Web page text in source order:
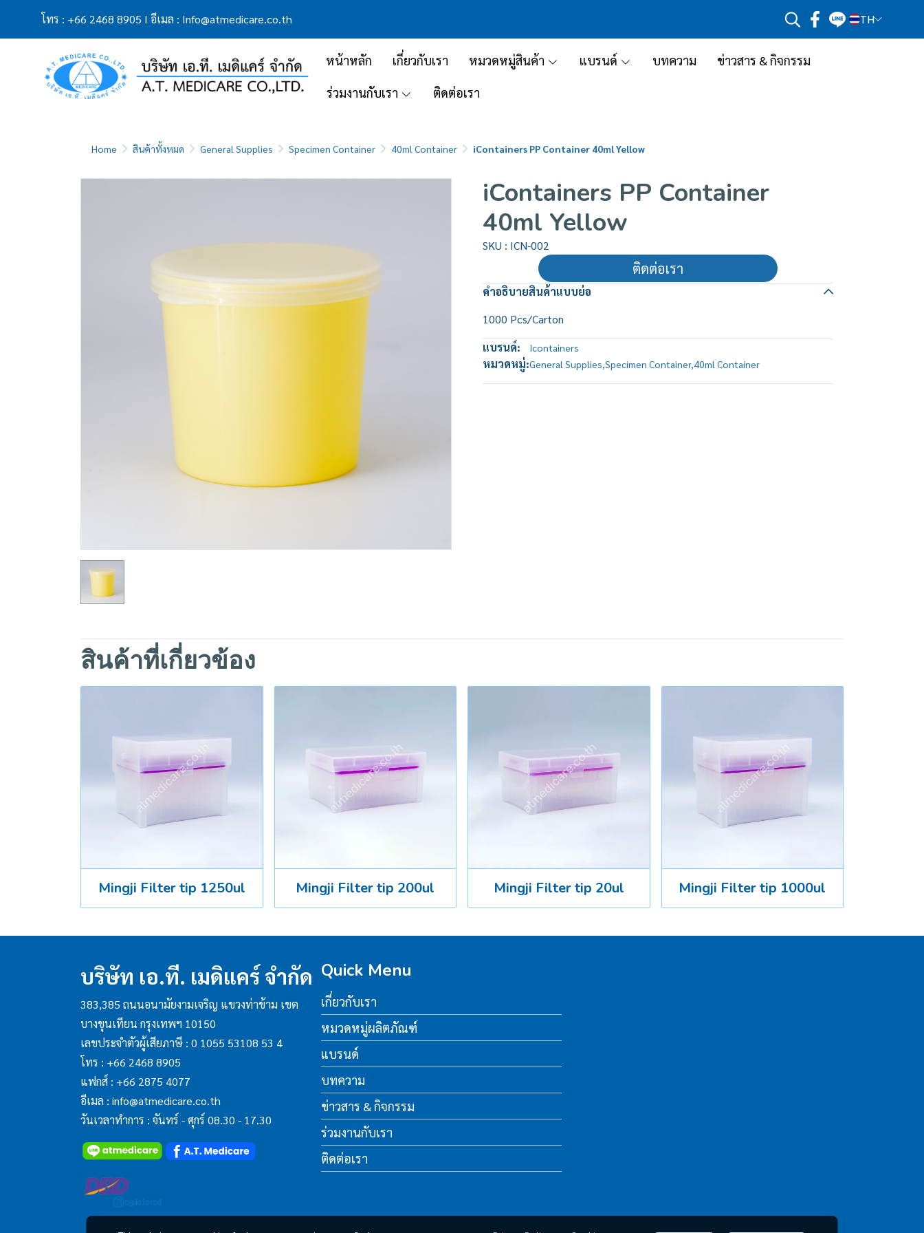
โทร : +66 2468 8905 I อีเมล : Info@atmedicare.co.th TH
หน้าหลัก เกี่ยวกับเรา หมวดหมู่สินค้า แบรนด์ บทความ ข่าวสาร & กิจกรรม
ร่วมงานกับเรา ติดต่อเรา
Home สินค้าทั้งหมด General Supplies Specimen Container 40ml Container iContainers PP Container 40ml Yellow
iContainers PP Container
40ml Yellow
SKU : ICN-002
ติดต่อเรา
คำอธิบายสินค้าแบบย่อ
1000 Pcs/Carton
แบรนด์:
Icontainers
หมวดหมู่:General Supplies,Specimen Container,40ml Container
สินค้าที่เกี่ยวข้อง
Mingji Filter tip 1250ul Mingji Filter tip 200ul Mingji Filter tip 20ul Mingji Filter tip 1000ul
บริษัท เอ.ที. เมดิแคร์ จำกัด
383,385 ถนนอนามัยงามเจริญ แขวงท่าข้าม เขต
บางขุนเทียน กรุงเทพฯ 10150
เลขประจำตัวผู้เสียภาษี : 0 1055 53108 53 4
โทร : +66 2468 8905
แฟกส์ : +66 2875 4077
อีเมล : info@atmedicare.co.th
วันเวลาทำการ : จันทร์ - ศุกร์ 08.30 - 17.30
Quick Menu
เกี่ยวกับเรา
หมวดหมู่ผลิตภัณฑ์
แบรนด์
บทความ
ข่าวสาร & กิจกรรม
ร่วมงานกับเรา
ติดต่อเรา